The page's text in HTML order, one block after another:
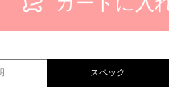
スペック